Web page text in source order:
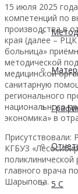
5 С
15 июля 2025
компетенций по
производства в
края (далее –
больница»
методической
медицинской
санитарную
регионального
национального
экономика» в
Присутствовали:
КГБУЗ
главного врача
Шарыпова.